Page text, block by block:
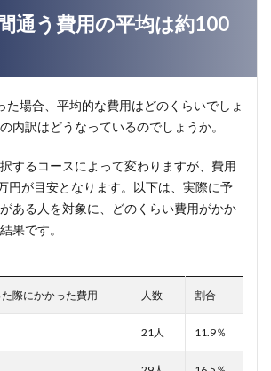
通う費用の平均は約100
た場合、平均的な費用はどのくらいでしょ
内訳はどうなっているのでしょうか。
するコースによって変わりますが、費用
円が目安となります。以下は、実際に予
ある人を対象に、どのくらい費用がかか
果です。
際にかかった費用 人数 割合
21人 11.9％